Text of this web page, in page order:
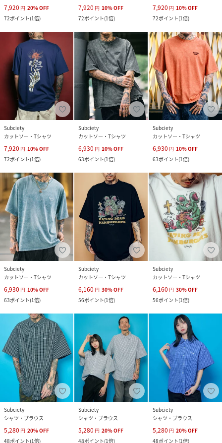
7,920 円 20%OFF
72ポイント(1倍)
7,920 円 10%OFF
72ポイント(1倍)
7,920 円 10%OFF
72ポイント(1倍)
Subciety
カットソー・Tシャツ
7,920 円 10%OFF
72ポイント(1倍)
Subciety
カットソー・Tシャツ
6,930 円 10%OFF
63ポイント(1倍)
Subciety
カットソー・Tシャツ
6,930 円 10%OFF
63ポイント(1倍)
Subciety
カットソー・Tシャツ
6,930 円 10%OFF
63ポイント(1倍)
Subciety
カットソー・Tシャツ
6,160 円 30%OFF
56ポイント(1倍)
Subciety
カットソー・Tシャツ
6,160 円 30%OFF
56ポイント(1倍)
Subciety
シャツ・ブラウス
5,280 円 20%OFF
48ポイント(1倍)
Subciety
シャツ・ブラウス
5,280 円 20%OFF
48ポイント(1倍)
Subciety
シャツ・ブラウス
5,280 円 20%OFF
48ポイント(1倍)